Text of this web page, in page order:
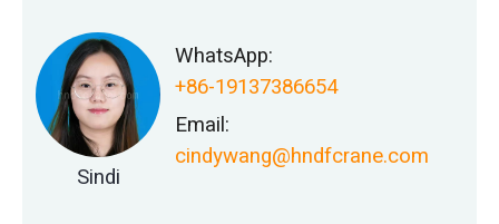
Sindi
WhatsApp:
+86-19137386654
Email:
cindywang@hndfcrane.com